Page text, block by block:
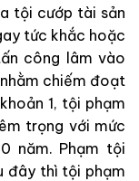
tội cướp tài sản
tức khắc hoặc
công lâm vào
chiếm đoạt
1, tội phạm
trọng với mức
năm. Phạm tội
đây thì tội phạm